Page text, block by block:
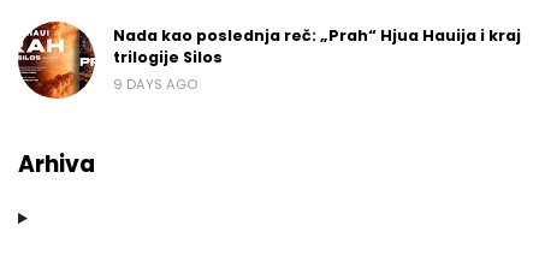
Nada kao poslednja reč: „Prah“ Hjua Hauija i kraj
trilogije Silos
9 DAYS AGO
Arhiva